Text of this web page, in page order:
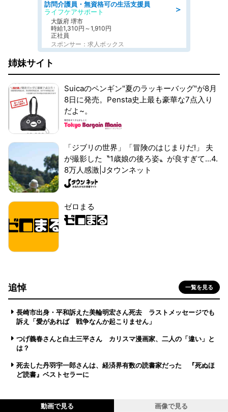
＞
訪問介護員・無資格可の生活支援員
ライフケアサポート
大阪府 堺市
時給1,310円～1,910円
正社員
スポンサー：求人ボックス
姉妹サイト
Suicaのペンギン"夏のラッキーバッグ"が8月
8日に発売。Pensta史上最も豪華な7点入り
だよ~。
「ジブリの世界」「冒険のはじまりだ!」 夫
が撮影した〝1歳娘の後ろ姿〟が良すぎて...4.
8万人感激|Jタウンネット
ゼロまる
追悼 一覧を見る
長崎市出身・平和訴えた美輪明宏さん死去 ラストメッセージでも
訴え「愛があれば 戦争なんか起こりません」
つげ義春さんと白土三平さん カリスマ漫画家、二人の「違い」と
は？
死去した丹羽宇一郎さんは、経済界有数の読書家だった 『死ぬほ
ど読書』ベストセラーに
動画で見る 画像で見る